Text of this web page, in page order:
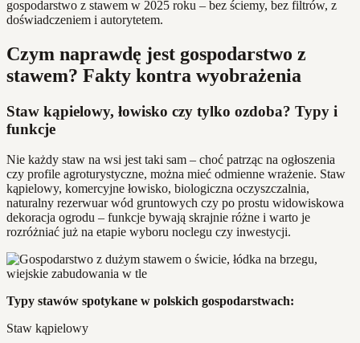
gospodarstwo z stawem w 2025 roku – bez ściemy, bez filtrów, z
doświadczeniem i autorytetem.
Czym naprawdę jest gospodarstwo z
stawem? Fakty kontra wyobrażenia
Staw kąpielowy, łowisko czy tylko ozdoba? Typy i
funkcje
Nie każdy staw na wsi jest taki sam – choć patrząc na ogłoszenia
czy profile agroturystyczne, można mieć odmienne wrażenie. Staw
kąpielowy, komercyjne łowisko, biologiczna oczyszczalnia,
naturalny rezerwuar wód gruntowych czy po prostu widowiskowa
dekoracja ogrodu – funkcje bywają skrajnie różne i warto je
rozróżniać już na etapie wyboru noclegu czy inwestycji.
Typy stawów spotykane w polskich gospodarstwach:
Staw kąpielowy